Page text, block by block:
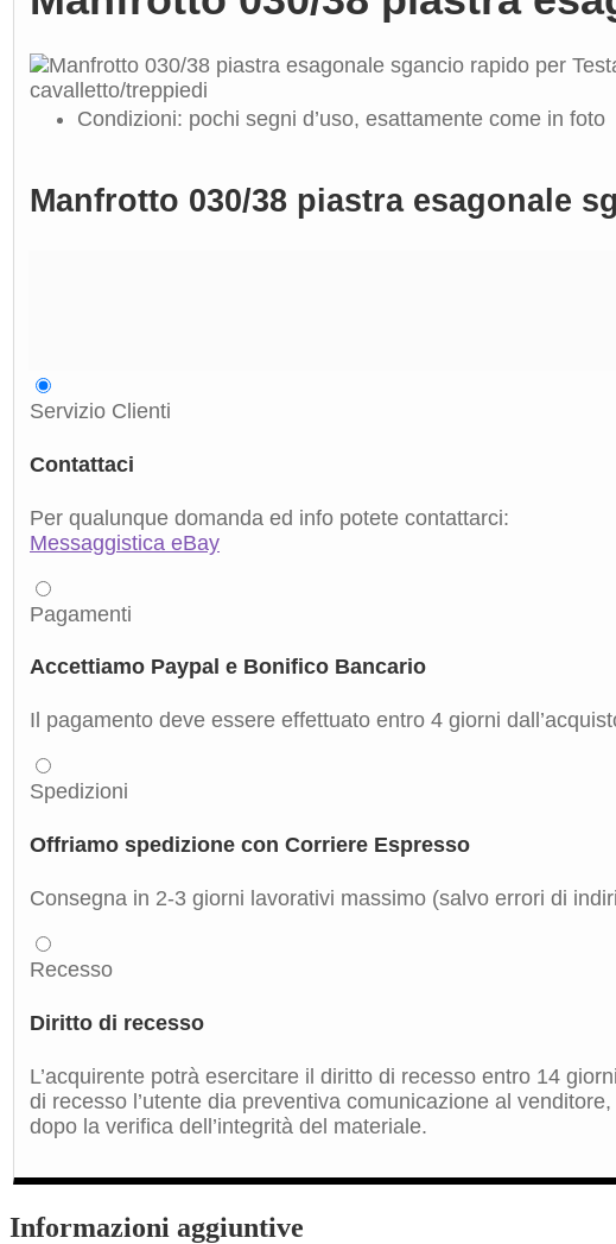
Condizioni: pochi segni d’uso, esattamente come in foto
Manfrotto 030/38 piastra esagonale
Servizio Clienti
Contattaci
Per qualunque domanda ed info potete contattarci:
Messaggistica eBay
Pagamenti
Accettiamo Paypal e Bonifico Bancario
Il pagamento deve essere effettuato entro 4 giorni
Spedizioni
Offriamo spedizione con Corriere Espresso
Consegna in 2-3 giorni lavorativi massimo (salvo errori di
Recesso
Diritto di recesso
L’acquirente potrà esercitare il diritto di recesso entro 14
di recesso l’utente dia preventiva comunicazione al
dopo la verifica dell’integrità del materiale.
Informazioni aggiuntive